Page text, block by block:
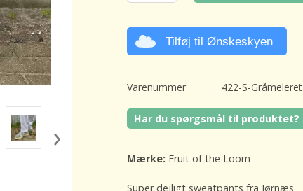
›
Tilføj til Ønskeskyen
Varenummer 422-S-Gråmeleret
Har du spørgsmål til produktet?
Mærke: Fruit of the Loom
Super dejligt sweatpants fra Jørnæs